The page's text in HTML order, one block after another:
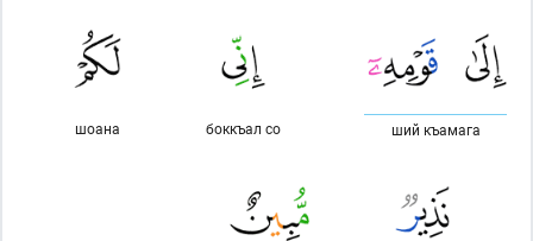
ший къамага
боккъал со
шоана